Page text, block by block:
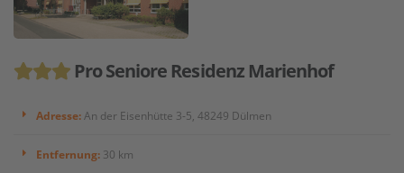
Pro Seniore Residenz Marienhof
Adresse: An der Eisenhütte 3-5, 48249 Dülmen
Entfernung: 30 km